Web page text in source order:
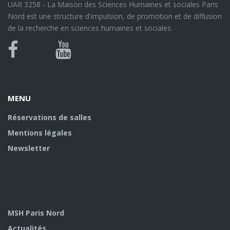
UAR 3258 - La Maison des Sciences Humaines et sociales Paris
Nord est une structure d'impulsion, de promotion et de diffusion
de la recherche en sciences humaines et sociales.
Bluesky
Canal
MENU
Réservations de salles
Mentions légales
Newsletter
MSH Paris Nord
Actualités